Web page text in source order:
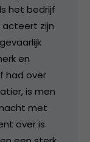
het bedrijf
zijn
en
had over
is men
met
over is